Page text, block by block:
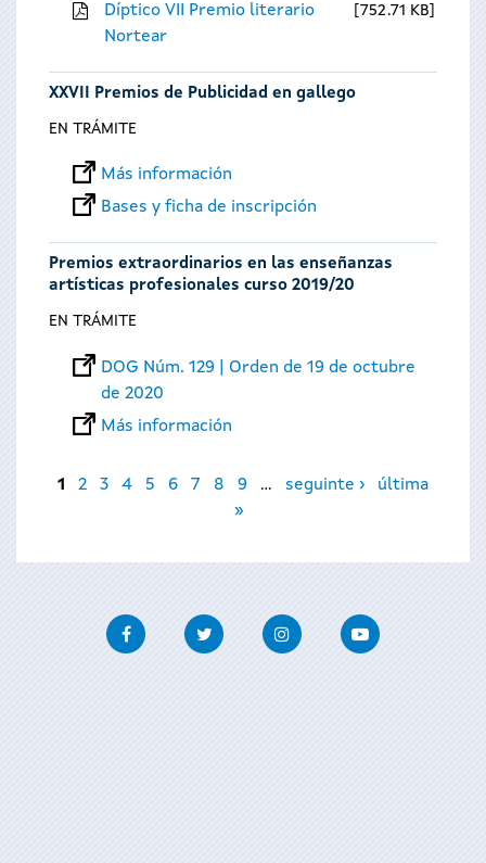
Díptico VII Premio literario
Nortear
752.71 KB
XXVII Premios de Publicidad en gallego
EN TRÁMITE
Más información
Bases y ficha de inscripción
Premios extraordinarios en las enseñanzas
artísticas profesionales curso 2019/20
EN TRÁMITE
DOG Núm. 129 | Orden de 19 de octubre
de 2020
Más información
Páginas
1 2 3 4 5 6 7 8 9 … seguinte ›
última
»
FacebookTwitter InstagramYoutube